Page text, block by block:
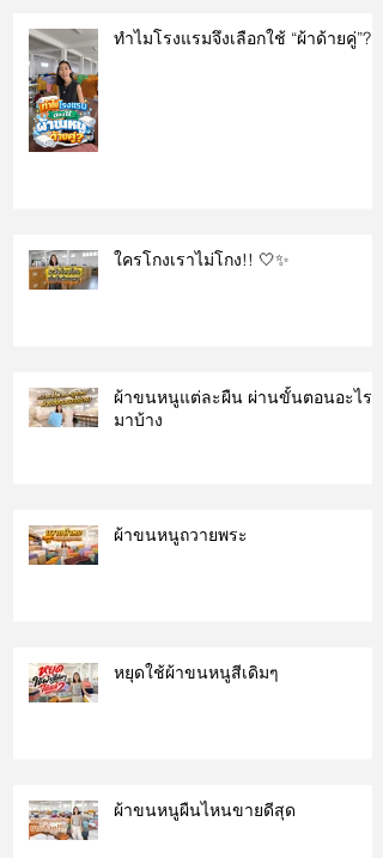
ทำไมโรงแรมจึงเลือกใช้ “ผ้าด้ายคู่”?
ใครโกงเราไม่โกง!! 🤍✨
ผ้าขนหนูแต่ละผืน ผ่านขั้นตอนอะไร
มาบ้าง
ผ้าขนหนูถวายพระ
หยุดใช้ผ้าขนหนูสีเดิมๆ
ผ้าขนหนูผืนไหนขายดีสุด